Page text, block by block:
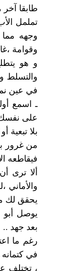
طابقا آخر
تململ
وجهه
وقوامة
و هو
والتسلط
في عين
ـ اسمع
على نفسك
بلا تبعية
من غرور
فيقاطعه
ألا ترى
والأماني
يحقق لك
يوصل أبو
بعد جهد ..
رغم ما
في
، تختلف